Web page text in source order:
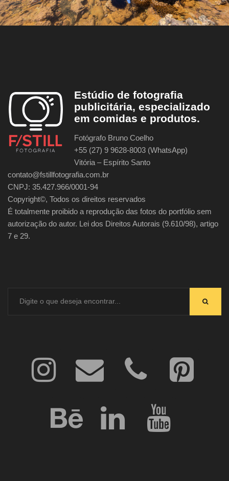
Estúdio de fotografia
publicitária, especializado
em comidas e produtos.
Fotógrafo Bruno Coelho
+55 (27) 9 9628-8003 (WhatsApp)
Vitória – Espírito Santo
contato@fstillfotografia.com.br
CNPJ: 35.427.966/0001-94
Copyright©, Todos os direitos reservados
É totalmente proibido a reprodução das fotos do portfólio sem
autorização do autor. Lei dos Direitos Autorais (9.610/98), artigo
7 e 29.